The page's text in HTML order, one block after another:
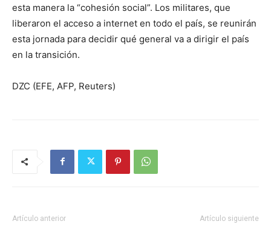
esta manera la “cohesión social”. Los militares, que
liberaron el acceso a internet en todo el país, se reunirán
esta jornada para decidir qué general va a dirigir el país
en la transición.
DZC (EFE, AFP, Reuters)
Artículo anterior Artículo siguiente